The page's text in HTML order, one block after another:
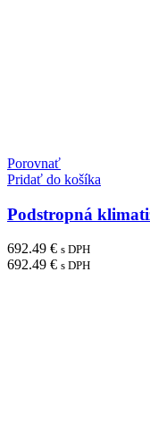
Porovnať
Pridať do košíka
Podstropná
692.49 € s DPH
692.49 € s DPH